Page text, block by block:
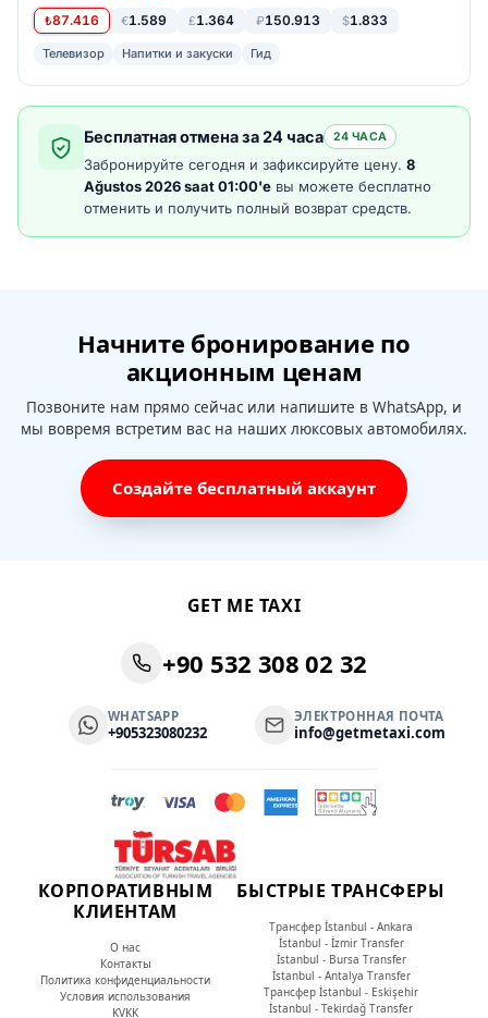
₺87.416 €1.589 £1.364 ₽150.913 $1.833
Телевизор Напитки и закуски Гид
Бесплатная отмена за 24 часа 24 ЧАСА
Забронируйте сегодня и зафиксируйте цену. 8
Ağustos 2026 saat 01:00'e вы можете бесплатно
отменить и получить полный возврат средств.
Начните бронирование по
акционным ценам
Позвоните нам прямо сейчас или напишите в WhatsApp, и
мы вовремя встретим вас на наших люксовых автомобилях.
Создайте бесплатный аккаунт
GET ME TAXI
+90 532 308 02 32
WHATSAPP
+905323080232
ЭЛЕКТРОННАЯ ПОЧТА
info@getmetaxi.com
КОРПОРАТИВНЫМ
КЛИЕНТАМ
О нас
Контакты
Политика конфиденциальности
Условия использования
KVKK
БЫСТРЫЕ ТРАНСФЕРЫ
Трансфер İstanbul - Ankara
İstanbul - İzmir Transfer
İstanbul - Bursa Transfer
İstanbul - Antalya Transfer
Трансфер İstanbul - Eskişehir
İstanbul - Tekirdağ Transfer